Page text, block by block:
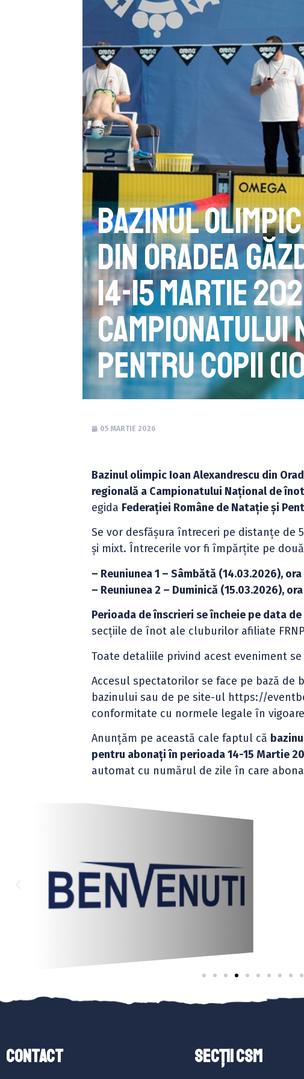
Bazinul
din Oradea
14-15 Martie
Campionatului
pentru copii
05 MARTIE 2026
Bazinul olimpic Ioan Alexandrescu din
regională a Campionatului Național de
egida Federației Române de Natație și
Se vor desfășura întreceri pe distanțe de
și mixt. Întrecerile vor fi împărțite pe
– Reuniunea 1 – Sâmbătă (14.03.2026), ora
– Reuniunea 2 – Duminică (15.03.2026),
Perioada de înscrieri se încheie pe data de
secțiile de înot ale cluburilor afiliate
Toate detaliile privind acest eveniment
Accesul spectatorilor se face pe bază de
bazinului sau de pe site-ul https://
conformitate cu normele legale în
Anunțăm pe această cale faptul că
pentru abonați în perioada 14-15 Martie
automat cu numărul de zile în care
Contact SECȚII CSM